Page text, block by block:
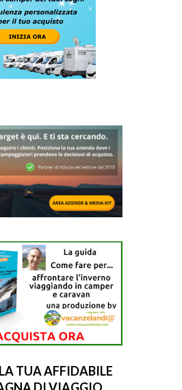
TUA AFFIDABILE